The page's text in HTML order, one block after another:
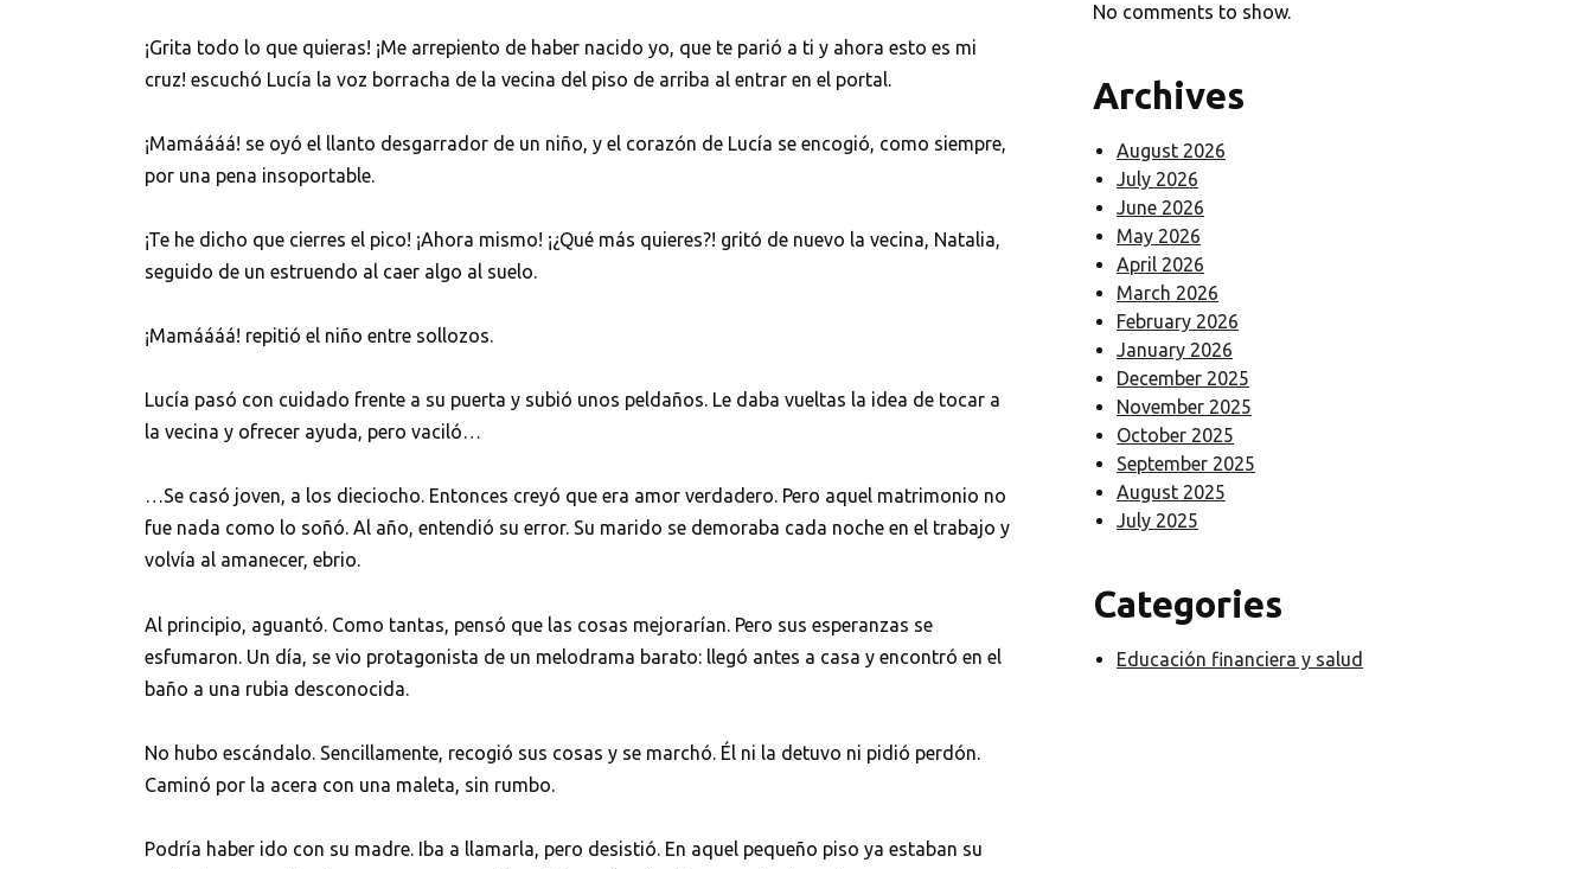
¡Grita todo lo que quieras! ¡Me arrepiento de haber nacido yo, que te parió a ti y ahora esto es mi
cruz! escuchó Lucía la voz borracha de la vecina del piso de arriba al entrar en el portal.
¡Mamáááá! se oyó el llanto desgarrador de un niño, y el corazón de Lucía se encogió, como siempre,
por una pena insoportable.
¡Te he dicho que cierres el pico! ¡Ahora mismo! ¡¿Qué más quieres?! gritó de nuevo la vecina, Natalia,
seguido de un estruendo al caer algo al suelo.
¡Mamáááá! repitió el niño entre sollozos.
Lucía pasó con cuidado frente a su puerta y subió unos peldaños. Le daba vueltas la idea de tocar a
la vecina y ofrecer ayuda, pero vaciló…
…Se casó joven, a los dieciocho. Entonces creyó que era amor verdadero. Pero aquel matrimonio no
fue nada como lo soñó. Al año, entendió su error. Su marido se demoraba cada noche en el trabajo y
volvía al amanecer, ebrio.
Al principio, aguantó. Como tantas, pensó que las cosas mejorarían. Pero sus esperanzas se
esfumaron. Un día, se vio protagonista de un melodrama barato: llegó antes a casa y encontró en el
baño a una rubia desconocida.
No hubo escándalo. Sencillamente, recogió sus cosas y se marchó. Él ni la detuvo ni pidió perdón.
Caminó por la acera con una maleta, sin rumbo.
Podría haber ido con su madre. Iba a llamarla, pero desistió. En aquel pequeño piso ya estaban su
No comments to show.
Archives
August 2026
July 2026
June 2026
May 2026
April 2026
March 2026
February 2026
January 2026
December 2025
November 2025
October 2025
September 2025
August 2025
July 2025
Categories
Educación financiera y salud